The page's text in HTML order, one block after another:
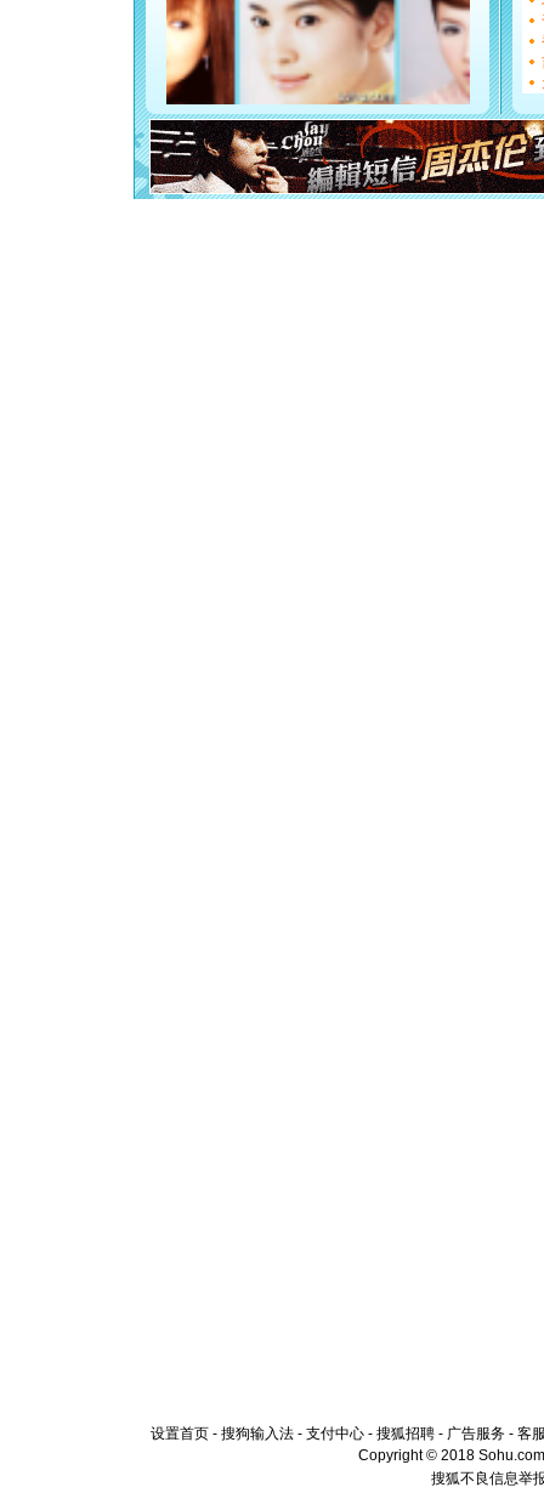
都要快乐
[圣诞节]
如意,快
[元旦]
看
断电。
你是我专
[元旦]如
起；二是
离。水晶
[元旦]当
设置首页 - 搜狗输入法 - 支付中心 - 搜狐招聘 - 广告服务 - 客
Copyright © 2018
搜狐不良信息举